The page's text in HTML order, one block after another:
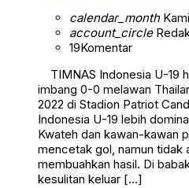
calendar_month
account_circle
19Komentar
TIMNAS Indonesia U-19
imbang 0-0 melawan
2022 di Stadion Patriot
Indonesia U-19 lebih
Kwateh dan kawan-kawan
mencetak gol, namun tidak
membuahkan hasil. Di
kesulitan keluar […]